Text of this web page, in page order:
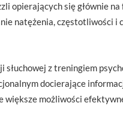
opierających się głównie
natężenia, częstotliwości i
z treningiem
docierające
możliwości